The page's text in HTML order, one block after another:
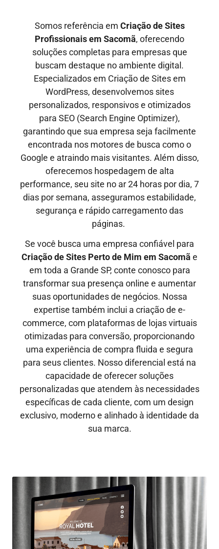
Somos referência em Criação de Sites
Profissionais em Sacomã, oferecendo
soluções completas para empresas que
buscam destaque no ambiente digital.
Especializados em Criação de Sites em
WordPress, desenvolvemos sites
personalizados, responsivos e otimizados
para SEO (Search Engine Optimizer),
garantindo que sua empresa seja facilmente
encontrada nos motores de busca como o
Google e atraindo mais visitantes. Além disso,
oferecemos hospedagem de alta
performance, seu site no ar24 horas por dia, 7
dias por semana, asseguramos estabilidade,
segurança e rápido carregamento das
páginas.
Se você busca uma empresa confiável para
Criação de Sites Perto de Mim em Sacomã e
em toda a Grande SP, conte conosco para
transformar sua presença online e aumentar
suas oportunidades de negócios. Nossa
expertise também inclui a criação de e-
commerce, com plataformas de lojas virtuais
otimizadas para conversão, proporcionando
uma experiência de compra fluida e segura
para seus clientes. Nosso diferencial está na
capacidade de oferecer soluções
personalizadas que atendem às necessidades
específicas de cada cliente, com um design
exclusivo, moderno e alinhado à identidade da
sua marca.